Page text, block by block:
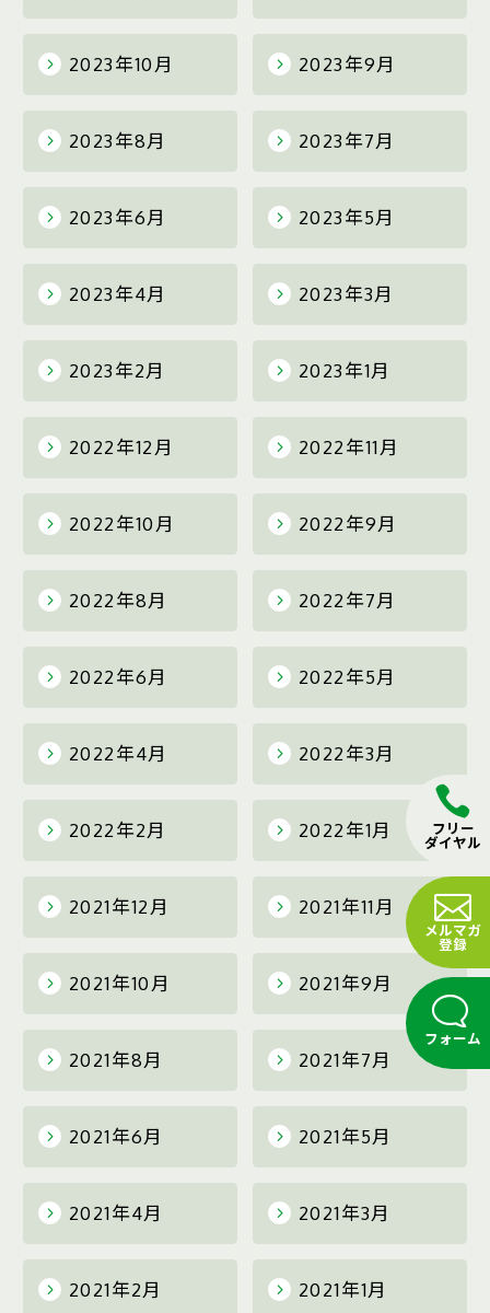
フリー
ダイヤル
メルマガ
登録
フォーム
2023年10月 2023年9月
2023年8月 2023年7月
2023年6月 2023年5月
2023年4月 2023年3月
2023年2月 2023年1月
2022年12月 2022年11月
2022年10月 2022年9月
2022年8月 2022年7月
2022年6月 2022年5月
2022年4月 2022年3月
2022年2月 2022年1月
2021年12月 2021年11月
2021年10月 2021年9月
2021年8月 2021年7月
2021年6月 2021年5月
2021年4月 2021年3月
2021年2月 2021年1月